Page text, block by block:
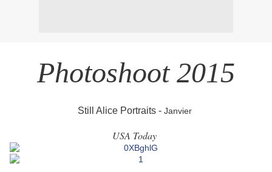
Photoshoot 2015
Still Alice Portraits - Janvier
USA Today